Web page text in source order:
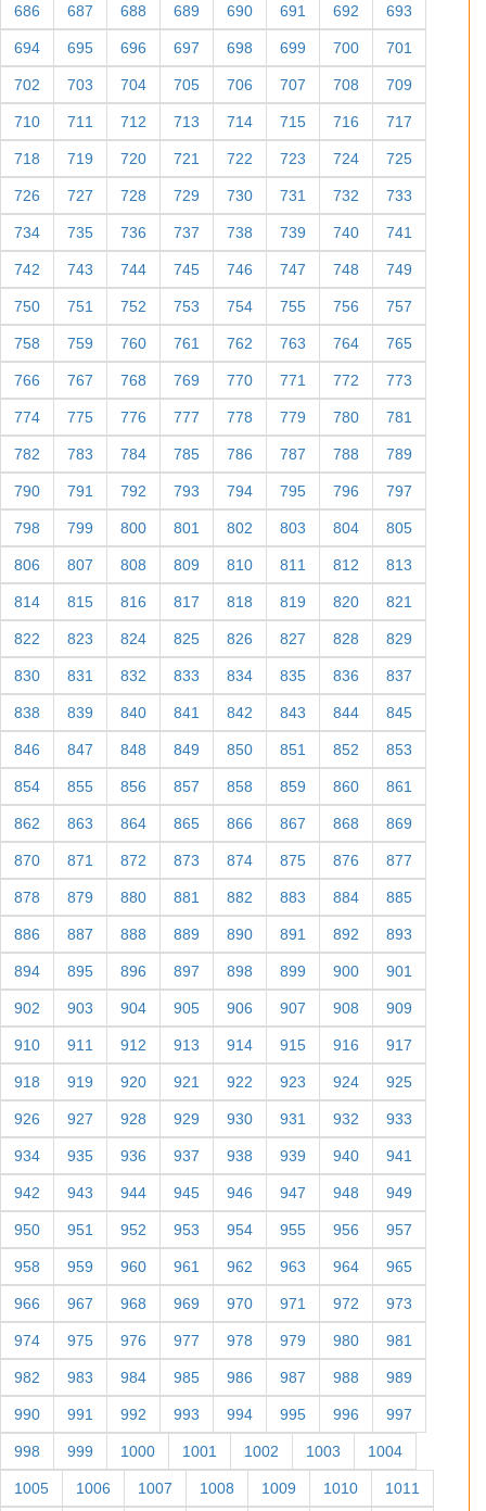
686 687 688 689 690 691 692 693
694 695 696 697 698 699 700 701
702 703 704 705 706 707 708 709
710 711 712 713 714 715 716 717
718 719 720 721 722 723 724 725
726 727 728 729 730 731 732 733
734 735 736 737 738 739 740 741
742 743 744 745 746 747 748 749
750 751 752 753 754 755 756 757
758 759 760 761 762 763 764 765
766 767 768 769 770 771 772 773
774 775 776 777 778 779 780 781
782 783 784 785 786 787 788 789
790 791 792 793 794 795 796 797
798 799 800 801 802 803 804 805
806 807 808 809 810 811 812 813
814 815 816 817 818 819 820 821
822 823 824 825 826 827 828 829
830 831 832 833 834 835 836 837
838 839 840 841 842 843 844 845
846 847 848 849 850 851 852 853
854 855 856 857 858 859 860 861
862 863 864 865 866 867 868 869
870 871 872 873 874 875 876 877
878 879 880 881 882 883 884 885
886 887 888 889 890 891 892 893
894 895 896 897 898 899 900 901
902 903 904 905 906 907 908 909
910 911 912 913 914 915 916 917
918 919 920 921 922 923 924 925
926 927 928 929 930 931 932 933
934 935 936 937 938 939 940 941
942 943 944 945 946 947 948 949
950 951 952 953 954 955 956 957
958 959 960 961 962 963 964 965
966 967 968 969 970 971 972 973
974 975 976 977 978 979 980 981
982 983 984 985 986 987 988 989
990 991 992 993 994 995 996 997
998 999 1000 1001 1002 1003 1004
1005 1006 1007 1008 1009 1010 1011